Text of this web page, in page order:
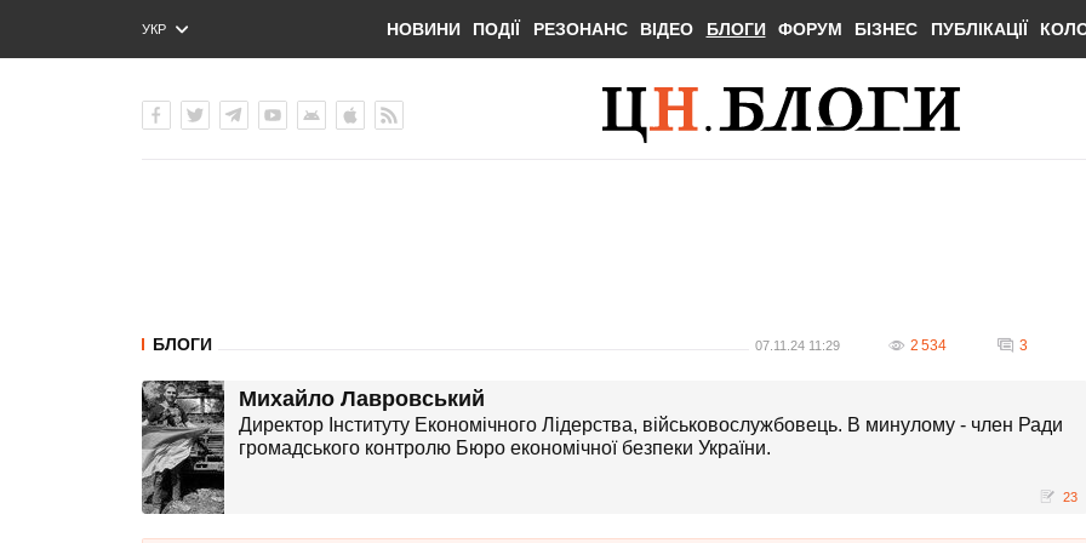
УКР
ENG
НОВИНИ ПОДІЇ РЕЗОНАНС ВІДЕО БЛОГИ ФОРУМ БІЗНЕС ПУБЛІКАЦІЇ
БЛОГИ 07.11.24 11:29 2 534 3
Михайло Лавровський
Директор Інституту Економічного Лідерства, військовослужбовець. В минулому - член Ради
громадського контролю Бюро економічної безпеки України.
23